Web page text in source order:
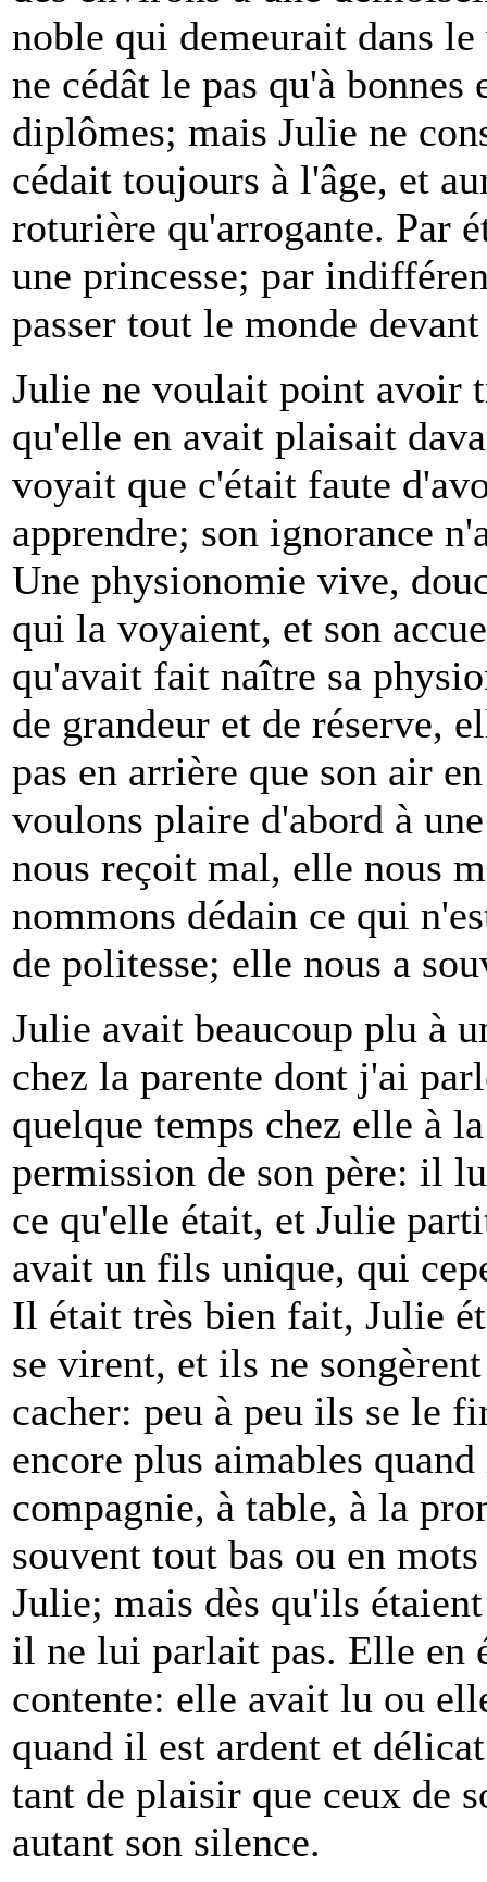
noble qui demeurait dans
ne cédât le pas qu'à bonnes
diplômes; mais Julie ne
cédait toujours à l'âge, et
roturière qu'arrogante. Par
une princesse; par
passer tout le monde
Julie ne voulait point avoir
qu'elle en avait plaisait
voyait que c'était faute
apprendre; son ignorance
Une physionomie vive,
qui la voyaient, et son
qu'avait fait naître sa
de grandeur et de réserve,
pas en arrière que son air
voulons plaire d'abord à
nous reçoit mal, elle nous
nommons dédain ce qui
de politesse; elle nous a
Julie avait beaucoup plu à
chez la parente dont j'ai
quelque temps chez elle à
permission de son père: il
ce qu'elle était, et Julie
avait un fils unique, qui
Il était très bien fait, Julie
se virent, et ils ne
cacher: peu à peu ils se le
encore plus aimables
compagnie, à table, à la
souvent tout bas ou en
Julie; mais dès qu'ils
il ne lui parlait pas. Elle en
contente: elle avait lu ou
quand il est ardent et
tant de plaisir que ceux de
autant son silence.